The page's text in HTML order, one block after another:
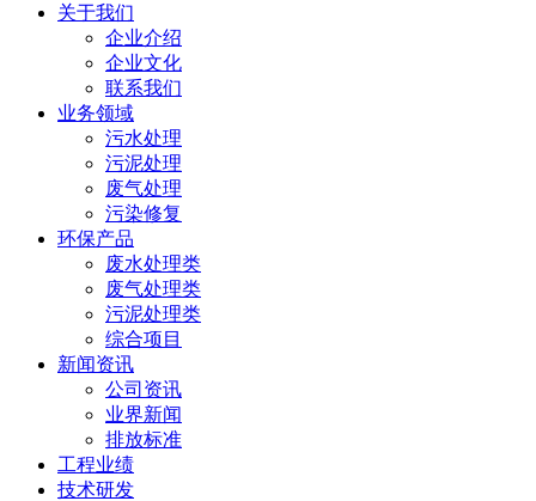
关于我们
企业介绍
企业文化
联系我们
业务领域
污水处理
污泥处理
废气处理
污染修复
环保产品
废水处理类
废气处理类
污泥处理类
综合项目
新闻资讯
公司资讯
业界新闻
排放标准
工程业绩
技术研发